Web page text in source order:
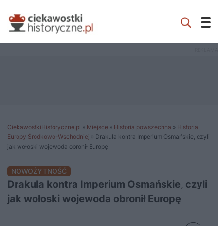
CiekawostkiHistoryczne.pl » Miejsce » Historia powszechna » Historia
Europy Środkowo-Wschodniej » Drakula kontra Imperium Osmańskie, czyli
jak wołoski wojewoda obronił Europę
NOWOŻYTNOŚĆ
Drakula kontra Imperium Osmańskie, czyli
jak wołoski wojewoda obronił Europę